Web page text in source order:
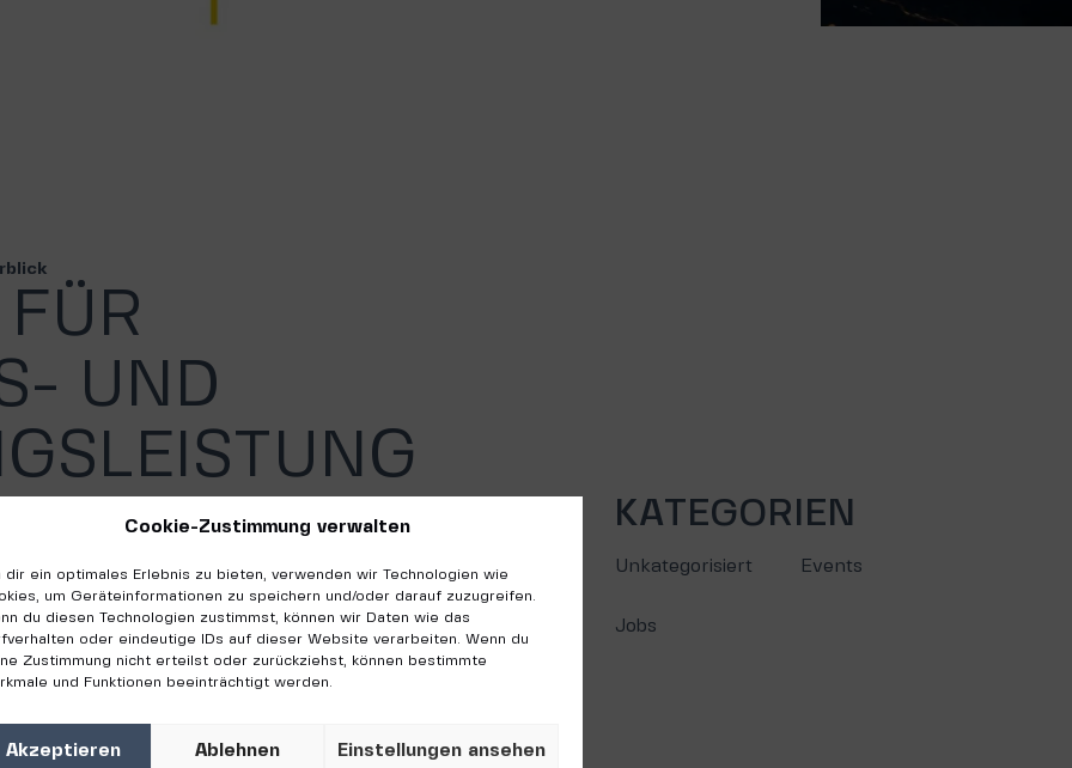
Cookie-Zustimmung verwalten
dir ein optimales Erlebnis zu bieten, verwenden wir Technologien wie
um Geräteinformationen zu speichern und/oder darauf zuzugreifen.
du diesen Technologien zustimmst, können wir Daten wie das
oder eindeutige IDs auf dieser Website verarbeiten. Wenn du
Zustimmung nicht erteilst oder zurückziehst, können bestimmte
und Funktionen beeinträchtigt werden.
Akzeptieren Ablehnen Einstellungen ansehen
UND
für uns und unsere MEXS 400: Das
für Bildung und Forschung.
KATEGORIEN
Unkategorisiert Events
Jobs